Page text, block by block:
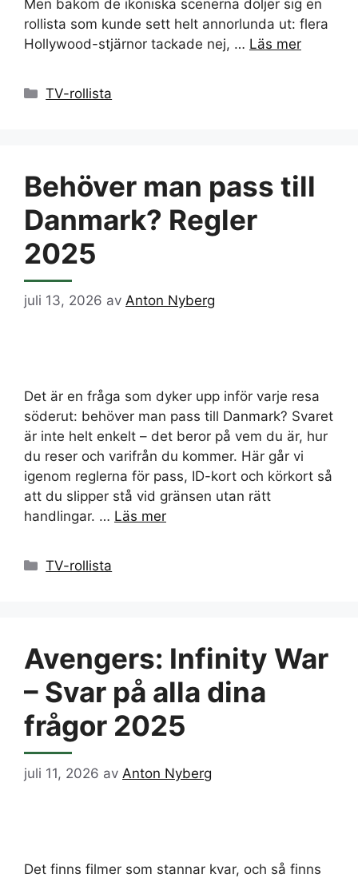
Men bakom de ikoniska scenerna döljer sig en
rollista som kunde sett helt annorlunda ut: flera
Hollywood-stjärnor tackade nej, … Läs mer
Kategorier
TV-rollista
Behöver man pass till
Danmark? Regler
2025
juli 13, 2026 av Anton Nyberg
Det är en fråga som dyker upp inför varje resa
söderut: behöver man pass till Danmark? Svaret
är inte helt enkelt – det beror på vem du är, hur
du reser och varifrån du kommer. Här går vi
igenom reglerna för pass, ID-kort och körkort så
att du slipper stå vid gränsen utan rätt
handlingar. … Läs mer
Kategorier
TV-rollista
Avengers: Infinity War
– Svar på alla dina
frågor 2025
juli 11, 2026 av Anton Nyberg
Det finns filmer som stannar kvar, och så finns